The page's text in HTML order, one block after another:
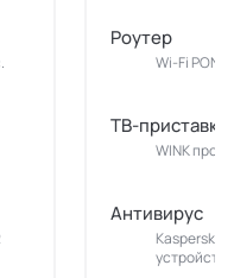
Роутер
Wi-Fi PON-
ТВ-приставка
WINK
Антивирус
Kaspersky